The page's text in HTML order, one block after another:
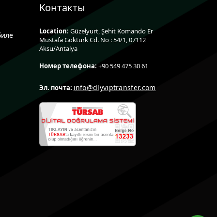
Kонтакты
Location: Güzelyurt, Şehit Komando Er
Mustafa Göktürk Cd. No : 54/1, 07112
Aksu/Antalya
Номер телефона: +90 549 475 30 61
Эл. почта: info@dlyviptransfer.com